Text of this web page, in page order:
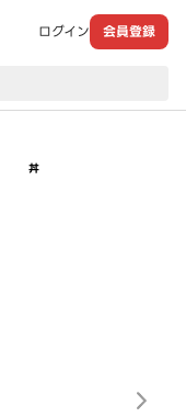
ログイン 会員登録
丼